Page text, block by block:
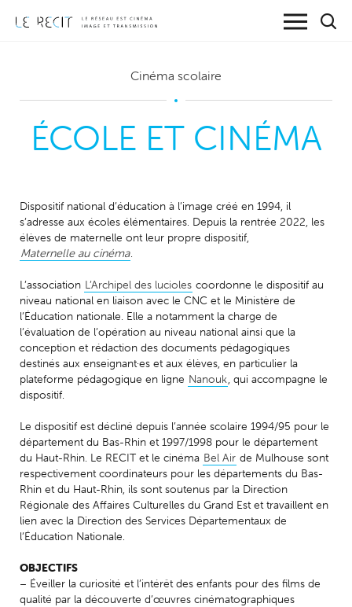
Cinéma scolaire
ÉCOLE ET CINÉMA
Dispositif national d’éducation à l’image créé en 1994, il
s’adresse aux écoles élémentaires. Depuis la rentrée 2022, les
élèves de maternelle ont leur propre dispositif,
Maternelle au cinéma.
L’association L’Archipel des lucioles coordonne le dispositif au
niveau national en liaison avec le CNC et le Ministère de
l’Éducation nationale. Elle a notamment la charge de
l’évaluation de l’opération au niveau national ainsi que la
conception et rédaction des documents pédagogiques
destinés aux enseignant·es et aux élèves, en particulier la
plateforme pédagogique en ligne Nanouk, qui accompagne le
dispositif.
Le dispositif est décliné depuis l’année scolaire 1994/95 pour le
département du Bas-Rhin et 1997/1998 pour le département
du Haut-Rhin. Le RECIT et le cinéma Bel Air de Mulhouse sont
respectivement coordinateurs pour les départements du Bas-
Rhin et du Haut-Rhin, ils sont soutenus par la Direction
Régionale des Affaires Culturelles du Grand Est et travaillent en
lien avec la Direction des Services Départementaux de
l’Éducation Nationale.
OBJECTIFS
– Éveiller la curiosité et l’intérêt des enfants pour des films de
qualité par la découverte d’œuvres cinématographiques